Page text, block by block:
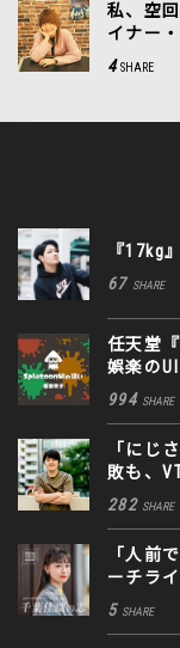
私、空
イナー
と
4 SHARE
『17kg
67 SHARE
任天堂
娯楽の
994 SHARE
「にじ
敗も、
282 SHARE
「人前
ーチラ
に込めた
5 SHARE